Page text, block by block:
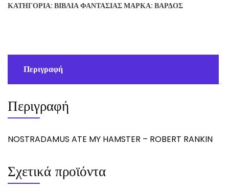
-
ΚΑΤΗΓΟΡΊΑ: ΒΙΒΛΊΑ ΦΑΝΤΑΣΊΑΣΜΆΡΚΑ: ΒΆΡΔΟΣ
Περιγραφή
Περιγραφή
NOSTRADAMUS ATE MY HAMSTER – ROBERT RANKIN
Σχετικά προϊόντα